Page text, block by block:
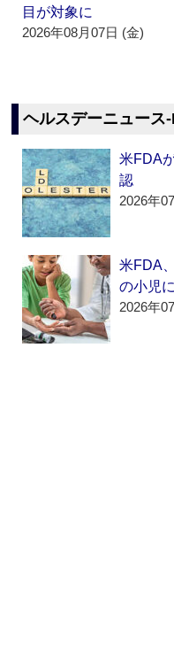
目が対象に
2026年08月07日 (金)
ヘルスデーニュース
米FDA
認
2026年
米FDA
の小児
2026年